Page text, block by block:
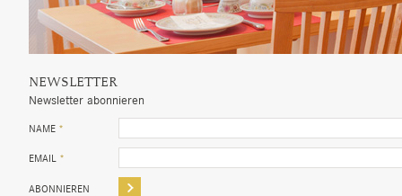
NEWSLETTER
Newsletter abonnieren
NAME *
EMAIL *